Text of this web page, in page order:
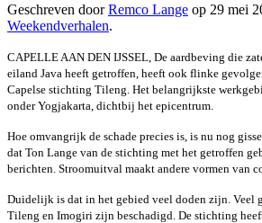
Geschreven doorRemco Lange op 29 mei
Weekendverhalen.
CAPELLE AAN DEN IJSSEL, De aardbeving die
eiland Java heeft getroffen, heeft ook flinke
Capelse stichting Tileng. Het belangrijkste
onder Yogjakarta, dichtbij het epicentrum.
Hoe omvangrijk de schade precies is, is nu nog
dat Ton Lange van de stichting met het getroffen
berichten. Stroomuitval maakt andere vormen van
Duidelijk is dat in het gebied veel doden zijn. Veel
Tileng en Imogiri zijn beschadigd. De stichting